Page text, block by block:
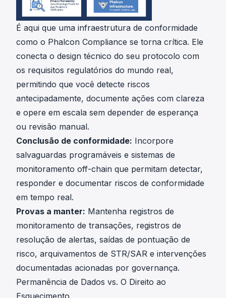
É aqui que uma infraestrutura de conformidade
como o Phalcon Compliance se torna crítica. Ele
conecta o design técnico do seu protocolo com
os requisitos regulatórios do mundo real,
permitindo que você detecte riscos
antecipadamente, documente ações com clareza
e opere em escala sem depender de esperança
ou revisão manual.
Conclusão de conformidade: Incorpore
salvaguardas programáveis e sistemas de
monitoramento off-chain que permitam detectar,
responder e documentar riscos de conformidade
em tempo real.
Provas a manter: Mantenha registros de
monitoramento de transações, registros de
resolução de alertas, saídas de pontuação de
risco, arquivamentos de STR/SAR e intervenções
documentadas acionadas por governança.
Permanência de Dados vs. O Direito ao
Esquecimento